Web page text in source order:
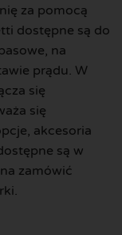
za pomocą
dostępne są do
na
prądu. W
się
się
akcesoria
są w
zamówić